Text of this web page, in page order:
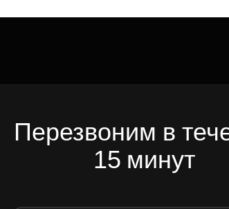
Перезвоним в
15 минут